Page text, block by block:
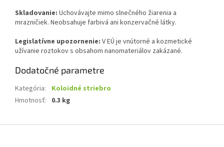
Skladovanie: Uchovávajte mimo slnečného žiarenia a
mrazničiek. Neobsahuje farbivá ani konzervačné látky.
Legislatívne upozornenie: V EÚ je vnútorné a kozmetické
užívanie roztokov s obsahom nanomateriálov zakázané.
Dodatočné parametre
Kategória:
Koloidné striebro
Hmotnosť: 0.3 kg